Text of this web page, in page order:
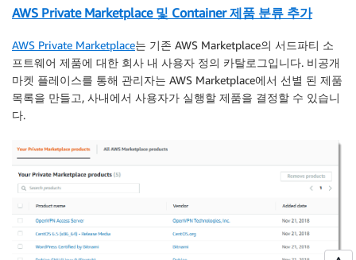
AWS Private Marketplace 및 Container 제품 분류 추가
AWS Private Marketplace는 기존 AWS Marketplace의 서드파티 소
프트웨어 제품에 대한 회사 내 사용자 정의 카탈로그입니다. 비공개
마켓 플레이스를 통해 관리자는 AWS Marketplace에서 선별 된 제품
목록을 만들고, 사내에서 사용자가 실행할 제품을 결정할 수 있습니
다.